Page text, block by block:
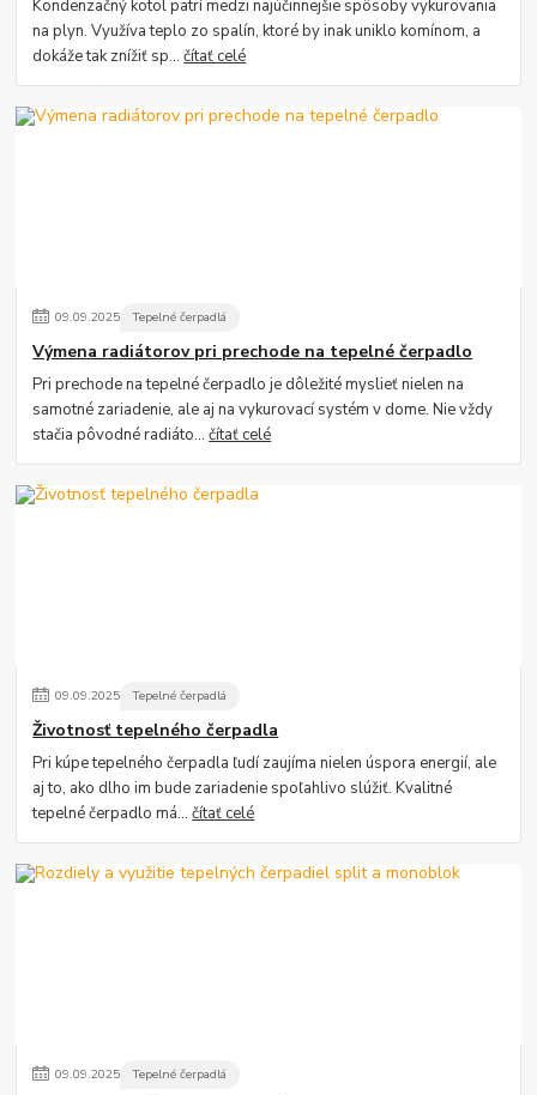
Kondenzačný kotol patrí medzi najúčinnejšie spôsoby vykurovania
na plyn. Využíva teplo zo spalín, ktoré by inak uniklo komínom, a
dokáže tak znížiť sp...čítať celé
09.09.2025 Tepelné čerpadlá
Výmena radiátorov pri prechode na tepelné čerpadlo
Pri prechode na tepelné čerpadlo je dôležité myslieť nielen na
samotné zariadenie, ale aj na vykurovací systém v dome. Nie vždy
stačia pôvodné radiáto...čítať celé
09.09.2025 Tepelné čerpadlá
Životnosť tepelného čerpadla
Pri kúpe tepelného čerpadla ľudí zaujíma nielen úspora energií, ale
aj to, ako dlho im bude zariadenie spoľahlivo slúžiť. Kvalitné
tepelné čerpadlo má...čítať celé
09.09.2025 Tepelné čerpadlá